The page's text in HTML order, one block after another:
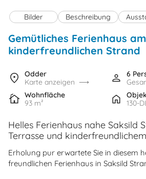
Bilder Beschreibung
Gemütliches Ferienhaus am
kinderfreundlichen Strand
Odder
Karte anzeigen
6
Wohnfläche
93 m²
130-
Helles Ferienhaus nahe Saksild
Terrasse und
Erholung pur erwartete Sie in diesem
freundlichen Ferienhaus in Saksild